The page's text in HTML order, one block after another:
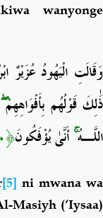
wanyonge
وَقَالَتِ الْيَهُودُ عُزَيْرٌ
ذَٰلِكَ قَوْلُهُم بِأَفْوَاهِهِمْۖ
اللَّـهُۚأَنَّىٰ يُؤْفَكُونَ﴿٣٠﴾
[5] ni mwana wa
Masiyh (‘Iysaa)